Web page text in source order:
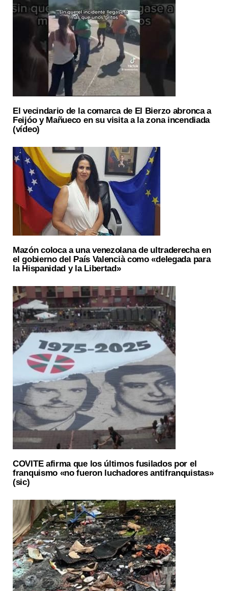
El vecindario de la comarca de El Bierzo abronca a
Feijóo y Mañueco en su visita a la zona incendiada
(vídeo)
Mazón coloca a una venezolana de ultraderecha en
el gobierno del País Valencià como «delegada para
la Hispanidad y la Libertad»
COVITE afirma que los últimos fusilados por el
franquismo «no fueron luchadores antifranquistas»
(sic)